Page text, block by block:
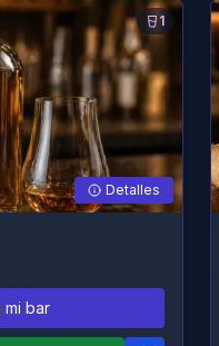
1
Detalles
mi bar